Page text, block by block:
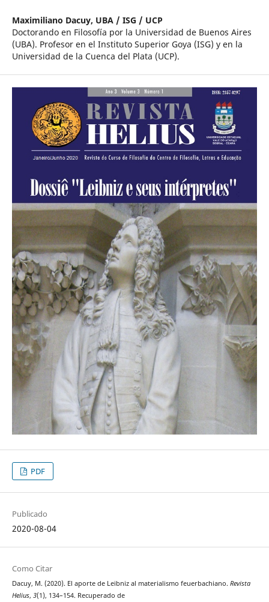
Maximiliano Dacuy, UBA / ISG / UCP
Doctorando en Filosofía por la Universidad de Buenos Aires
(UBA). Profesor en el Instituto Superior Goya (ISG) y en la
Universidad de la Cuenca del Plata (UCP).
PDF
Publicado
2020-08-04
Como Citar
Dacuy, M. (2020). El aporte de Leibniz al materialismo feuerbachiano. Revista
Helius, 3(1), 134–154. Recuperado de